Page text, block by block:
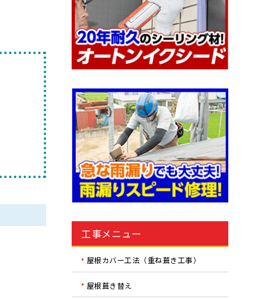
工事メニュー
屋根カバー工法（重ね葺き工事）
屋根葺き替え